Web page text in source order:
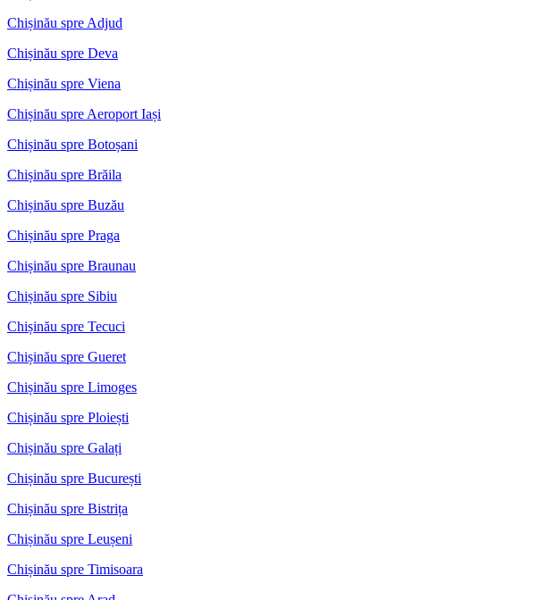
Chișinău spre Adjud
Chișinău spre Deva
Chișinău spre Viena
Chișinău spre Aeroport Iași
Chișinău spre Botoșani
Chișinău spre Brăila
Chișinău spre Buzău
Chișinău spre Praga
Chișinău spre Braunau
Chișinău spre Sibiu
Chișinău spre Tecuci
Chișinău spre Gueret
Chișinău spre Limoges
Chișinău spre Ploiești
Chișinău spre Galați
Chișinău spre București
Chișinău spre Bistrița
Chișinău spre Leușeni
Chișinău spre Timisoara